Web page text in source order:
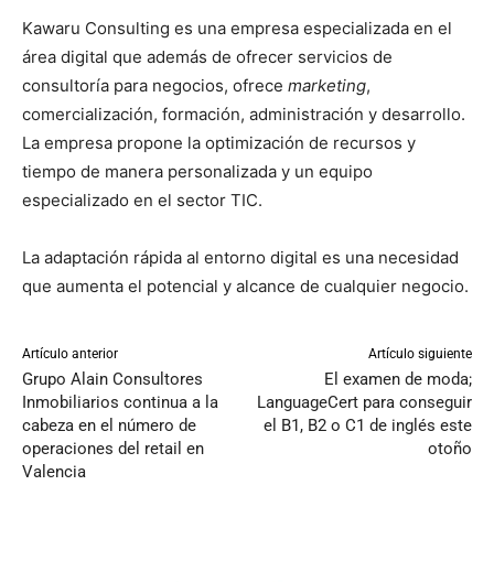
Kawaru Consulting es una empresa especializada en el
área digital que además de ofrecer servicios de
consultoría para negocios, ofrece marketing,
comercialización, formación, administración y desarrollo.
La empresa propone la optimización de recursos y
tiempo de manera personalizada y un equipo
especializado en el sector TIC.
La adaptación rápida al entorno digital es una necesidad
que aumenta el potencial y alcance de cualquier negocio.
Artículo anterior
Grupo Alain Consultores
Inmobiliarios continua a la
cabeza en el número de
operaciones del retail en
Valencia
Artículo siguiente
El examen de moda;
LanguageCert para conseguir
el B1, B2 o C1 de inglés este
otoño